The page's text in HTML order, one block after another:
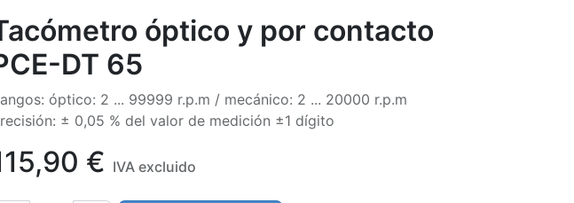
óptico y por contacto
DT 65
óptico: 2 ... 99999 r.p.m / mecánico: 2 ... 20000 r.p.m
± 0,05 % del valor de medición ±1 dígito
€ IVA excluido